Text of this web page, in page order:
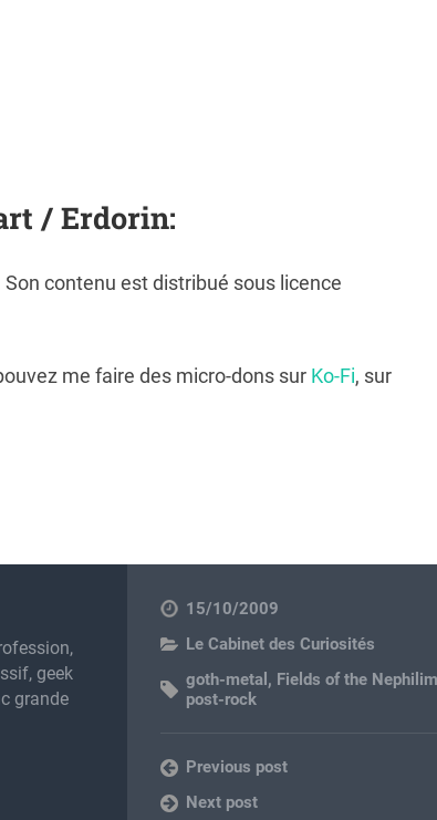
/ Erdorin:
contenu est distribué sous licence
me faire des micro-dons sur Ko-Fi, sur
geek
grande
15/10/2009
Le Cabinet des Curiosités
goth-metal , Fields of the Nephilim
post-rock
Previous post
Next post